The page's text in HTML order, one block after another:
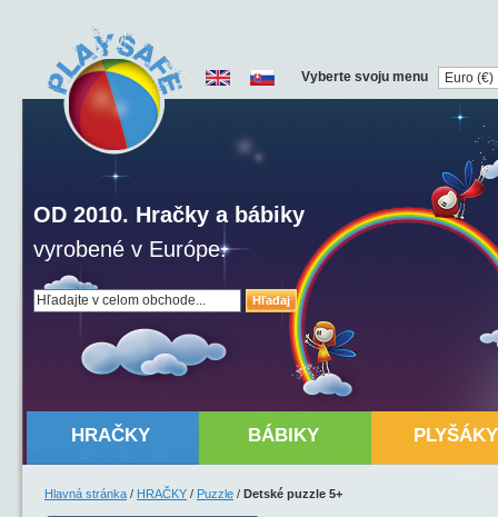
Hľadaj
OD 2010. Hračky a bábiky
vyrobené v Európe.
Vyberte svoju menu
HRAČKY BÁBIKY PLYŠÁKY
Hlavná stránka / HRAČKY / Puzzle / Detské puzzle 5+